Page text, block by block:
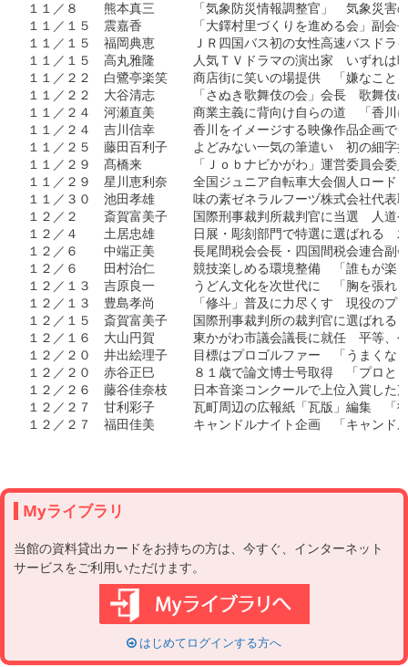
１１／８　　熊本真三　　　「気象防災情報調整官」　気象災害
１１／１５　震嘉香　　　　「大鐸村里づくりを進める会」副会
１１／１５　福岡典恵　　　ＪＲ四国バス初の女性高速バスドラ
１１／１５　高丸雅隆　　　人気ＴＶドラマの演出家　いずれは
１１／２２　白鷺亭楽笑　　商店街に笑いの場提供　「嫌なこと
１１／２２　大谷清志　　　「さぬき歌舞伎の会」会長　歌舞伎
１１／２４　河瀬直美　　　商業主義に背向け自らの道　「香
１１／２４　吉川信幸　　　香川をイメージする映像作品企画
１１／２５　藤田百利子　　よどみない一気の筆遣い　初の細字
１１／２９　髙橋来　　　　「Ｊｏｂナビかがわ」運営委員会委
１１／２９　星川恵利奈　　全国ジュニア自転車大会個人ロー
１１／３０　池田孝雄　　　味の素ゼネラルフーヅ株式会社代
１２／２　　斎賀富美子　　国際刑事裁判所裁判官に当選　人道
１２／４　　土居忠雄　　　日展・彫刻部門で特選に選ばれる　
１２／６　　中端正美　　　長尾間税会会長・四国間税会連合副
１２／６　　田村治仁　　　競技楽しめる環境整備　「誰もが楽
１２／１３　吉原良一　　　うどん文化を次世代に　「胸を張れ
１２／１３　豊島孝尚　　　「修斗」普及に力尽くす　現役のプ
１２／１５　斎賀富美子　　国際刑事裁判所の裁判官に選ばれ
１２／１６　大山円賀　　　東かがわ市議会議長に就任　平等、
１２／２０　井出絵理子　　目標はプロゴルファー　「うまくな
１２／２０　赤谷正巳　　　８１歳で論文博士号取得　「プロと
１２／２６　藤谷佳奈枝　　日本音楽コンクールで上位入賞した
１２／２７　甘利彩子　　　瓦町周辺の広報紙「瓦版」編集　「
１２／２７　福田佳美　　　キャンドルナイト企画　「キャンド
Myライブラリ
当館の資料貸出カードをお持ちの方は、今すぐ、インターネット
サービスをご利用いただけます。
はじめてログインする方へ